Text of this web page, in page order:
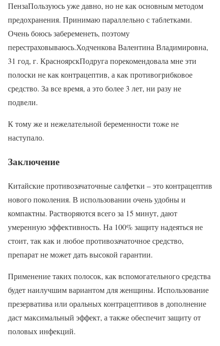
ПензаПользуюсь уже давно, но не как основным методом
предохранения. Принимаю параллельно с таблетками.
Очень боюсь забеременеть, поэтому
перестраховываюсь.Ходченкова Валентина Владимировна,
31 год, г. КрасноярскПодруга порекомендовала мне эти
полоски не как контрацептив, а как противогрибковое
средство. За все время, а это более 3 лет, ни разу не
подвели.
К тому же и нежелательной беременности тоже не
наступало.
Заключение
Китайские противозачаточные салфетки – это контрацептив
нового поколения. В использовании очень удобны и
компактны. Растворяются всего за 15 минут, дают
умеренную эффективность. На 100% защиту надеяться не
стоит, так как и любое противозачаточное средство,
препарат не может дать высокой гарантии.
Применение таких полосок, как вспомогательного средства
будет наилучшим вариантом для женщины. Использование
презерватива или оральных контрацептивов в дополнение
даст максимальный эффект, а также обеспечит защиту от
половых инфекций.